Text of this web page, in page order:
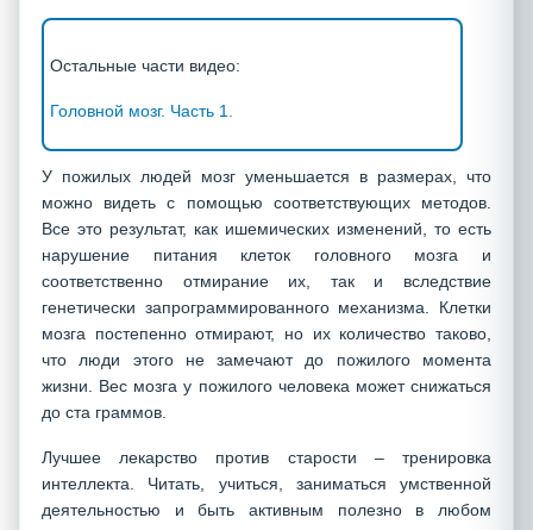
Остальные части видео:
Головной мозг. Часть 1.
У пожилых людей мозг уменьшается в размерах, что
можно видеть с помощью соответствующих методов.
Все это результат, как ишемических изменений, то есть
нарушение питания клеток головного мозга и
соответственно отмирание их, так и вследствие
генетически запрограммированного механизма. Клетки
мозга постепенно отмирают, но их количество таково,
что люди этого не замечают до пожилого момента
жизни. Вес мозга у пожилого человека может снижаться
до ста граммов.
Лучшее лекарство против старости – тренировка
интеллекта. Читать, учиться, заниматься умственной
деятельностью и быть активным полезно в любом